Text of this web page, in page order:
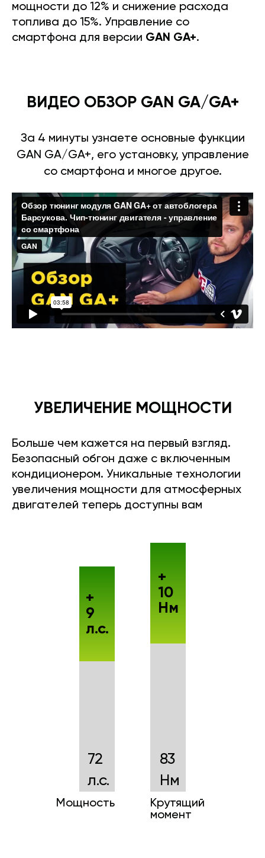
мощности до 12% и снижение расхода
топлива до 15%. Управление со
смартфона для версии GAN GA+.
ВИДЕО ОБЗОР GAN GA/GA+
За 4 минуты узнаете основные функции
GAN GA/GA+, его установку, управление
со смартфона и многое другое.
УВЕЛИЧЕНИЕ МОЩНОСТИ
Больше чем кажется на первый взгляд.
Безопасный обгон даже с включенным
кондиционером. Уникальные технологии
увеличения мощности для атмосферных
двигателей теперь доступны вам
72
л.с.
Мощность
+
9
л.с.
83
Нм
Крутящий
момент
+
10
Нм